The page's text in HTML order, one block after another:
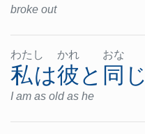
broke out
わた し
私は
かれ
彼と
おな
同
I am as old as he